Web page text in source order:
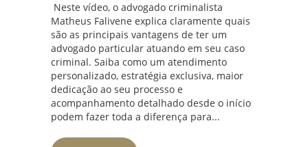
Neste vídeo, o advogado criminalista
Matheus Falivene explica claramente quais
são as principais vantagens de ter um
advogado particular atuando em seu caso
criminal. Saiba como um atendimento
personalizado, estratégia exclusiva, maior
dedicação ao seu processo e
acompanhamento detalhado desde o início
podem fazer toda a diferença para...